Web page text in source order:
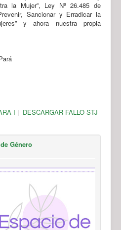
la Mujer”, Ley Nº 26.485 de
Sancionar y Erradicar la
y ahora nuestra propia
I | DESCARGAR FALLO STJ
Género